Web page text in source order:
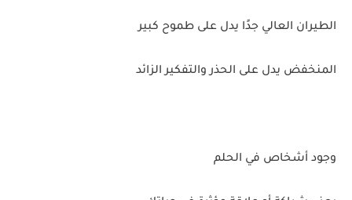
الطيران العالي جدًا يدل على طموح كبير
المنخفض يدل على الحذر والتفكير الزائد
وجود أشخاص في الحلم